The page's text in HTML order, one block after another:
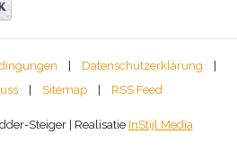
Datenschutzerklärung
Sitemap RSS Feed
Steiger | Realisatie InStijl Media